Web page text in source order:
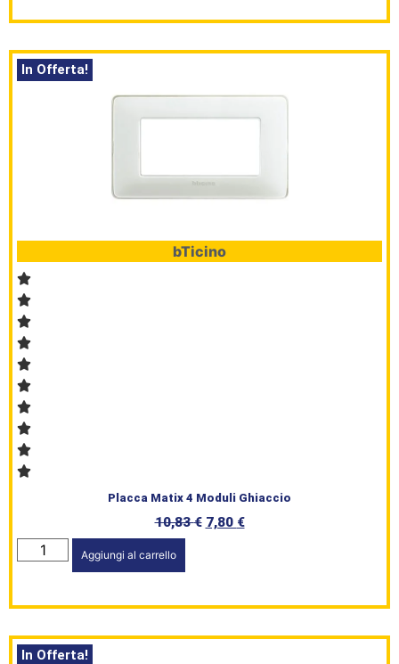
In Offerta!
bTicino
Placca Matix 4 Moduli Ghiaccio
10,83€ 7,80 €
Aggiungi al carrello
In Offerta!